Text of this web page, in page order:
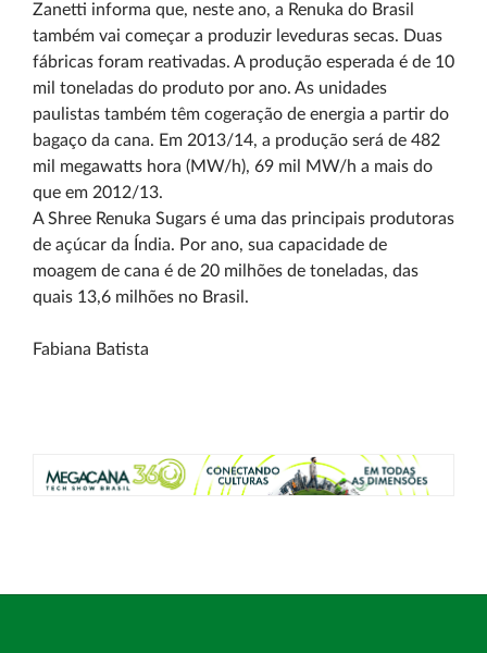
Zanetti informa que, neste ano, a Renuka do Brasil
também vai começar a produzir leveduras secas. Duas
fábricas foram reativadas. A produção esperada é de 10
mil toneladas do produto por ano. As unidades
paulistas também têm cogeração de energia a partir do
bagaço da cana. Em 2013/14, a produção será de 482
mil megawatts hora (MW/h), 69 mil MW/h a mais do
que em 2012/13.
A Shree Renuka Sugars é uma das principais produtoras
de açúcar da Índia. Por ano, sua capacidade de
moagem de cana é de 20 milhões de toneladas, das
quais 13,6 milhões no Brasil.
Fabiana Batista